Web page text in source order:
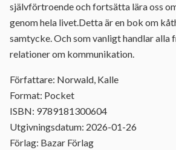
självförtroende och fortsätta lära oss
genom hela livet.Detta är en bok om
samtycke. Och som vanligt handlar alla
relationer om kommunikation.
Författare: Norwald, Kalle
Format: Pocket
ISBN: 9789181300604
Utgivningsdatum: 2026-01-26
Förlag: Bazar Förlag